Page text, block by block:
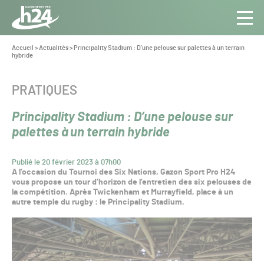
Panneau de gestion des cookies
Aller au contenu
Toute
l’info
du Gazon
Vous
êtes
Accueil >Actualités> Principality Stadium : D’une pelouse sur palettes à un terrain
hybride
Principality Stadium : D’une pelouse sur
palettes à un terrain hybride
Publié le 20 février 2023 à 07h00
CATÉGORIE :
PRATIQUES
A l’occasion du Tournoi des Six Nations, Gazon Sport Pro H24
vous propose un tour d’horizon de l’entretien des six pelouses de
la compétition. Après Twickenham et Murrayfield, place à un
autre temple du rugby : le Principality Stadium.